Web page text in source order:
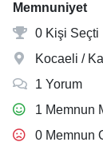
Memnuniyet
0 Kişi Seçti
Kocaeli /
1 Yorum
1 Memnun
0 Memnun